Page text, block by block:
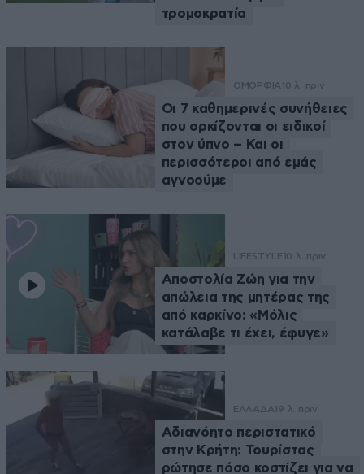
τρομοκρατία
ΟΜΟΡΦΙΑ 10 λ. πριν
Οι 7 καθημερινές συνήθειες
που ορκίζονται οι ειδικοί
στον ύπνο – Και οι
περισσότεροι από εμάς
αγνοούμε
LIFESTYLE 10 λ. πριν
Αποστολία Ζώη για την
απώλεια της μητέρας της
από καρκίνο: «Μόλις
κατάλαβε τι έχει, έφυγε»
ΕΛΛΑΔΑ 19 λ. πριν
Αδιανόητο περιστατικό
στην Κρήτη: Τουρίστας
ρώτησε πόσο κοστίζει για να